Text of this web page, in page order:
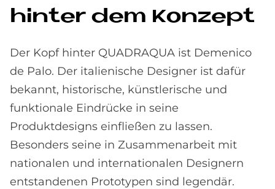
hin­ter dem Kon­ze­pt
Der Kopf hinter QUADRAQUA ist Demenico
de Palo. Der italienische Designer ist dafür
bekannt, historische, künstlerische und
funktionale Eindrücke in seine
Produktdesigns einfließen zu lassen.
Besonders seine in Zusammenarbeit mit
nationalen und internationalen Designern
entstandenen Prototypen sind legendär.